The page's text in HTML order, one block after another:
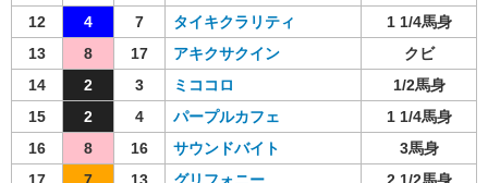
12
4 7 タイキクラリティ
1 1/4馬身
13
8 17 アキクサクイン
クビ
14
2 3 ミココロ
1/2馬身
15
2 4 パープルカフェ
1 1/4馬身
16
8 16 サウンドバイト
3馬身